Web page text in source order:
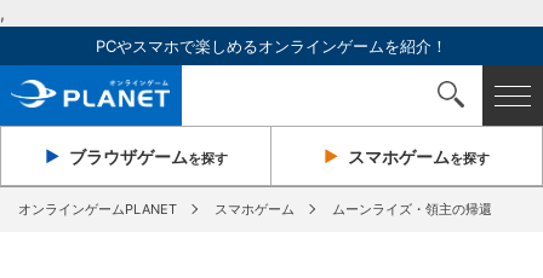
,
PCやスマホで楽しめるオンラインゲームを紹介！
ブラウザゲームを探す スマホゲームを探す
オンラインゲームPLANET スマホゲーム ムーンライズ・領主の帰還